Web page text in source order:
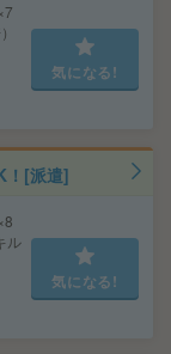
気になる!
！[派遣]
ル
気になる!